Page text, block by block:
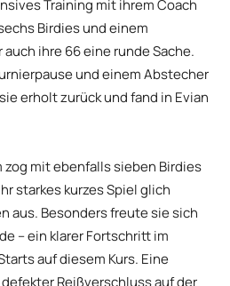
Training mit ihrem Coach
Birdies und einem
ihre 66 eine runde Sache.
und einem Abstecher
erholt zurück und fand in Evian
zog mit ebenfalls sieben Birdies
starkes kurzes Spiel glich
aus. Besonders freute sie sich
– ein klarer Fortschritt im
auf diesem Kurs. Eine
Reißverschluss auf der